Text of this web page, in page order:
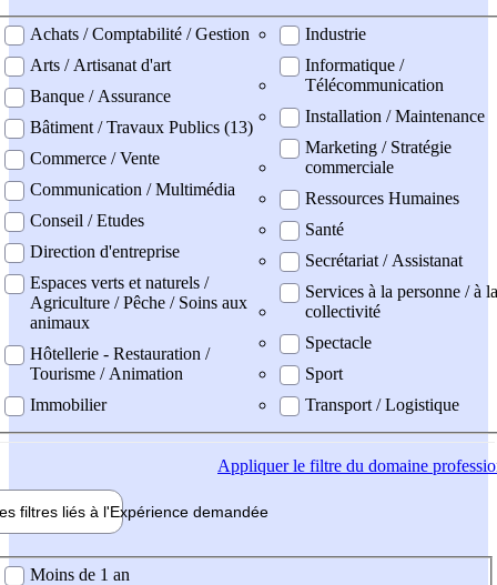
professionel
Achats / Comptabilité / Gestion
Arts / Artisanat d'art
Banque / Assurance
Bâtiment / Travaux Publics (13)
Commerce / Vente
Communication / Multimédia
Conseil / Etudes
Direction d'entreprise
Espaces verts et naturels /
Agriculture / Pêche / Soins aux
animaux
Hôtellerie - Restauration /
Tourisme / Animation
Immobilier
Industrie
Informatique /
Télécommunication
Installation / Maintenance
Marketing / Stratégie
commerciale
Ressources Humaines
Santé
Secrétariat / Assistanat
Services à la personne / à la
collectivité
Spectacle
Sport
Transport / Logistique
Appliquerle filtre du domaine
filtres liés à l'Expérience demandée
demandée
Moins de 1 an